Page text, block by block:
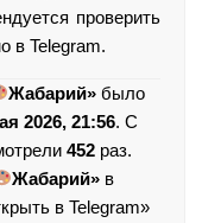
проверить
в Telegram.
Жабарий» было
2026, 21:56. С
452 раз.
Жабарий» в
в Telegram»